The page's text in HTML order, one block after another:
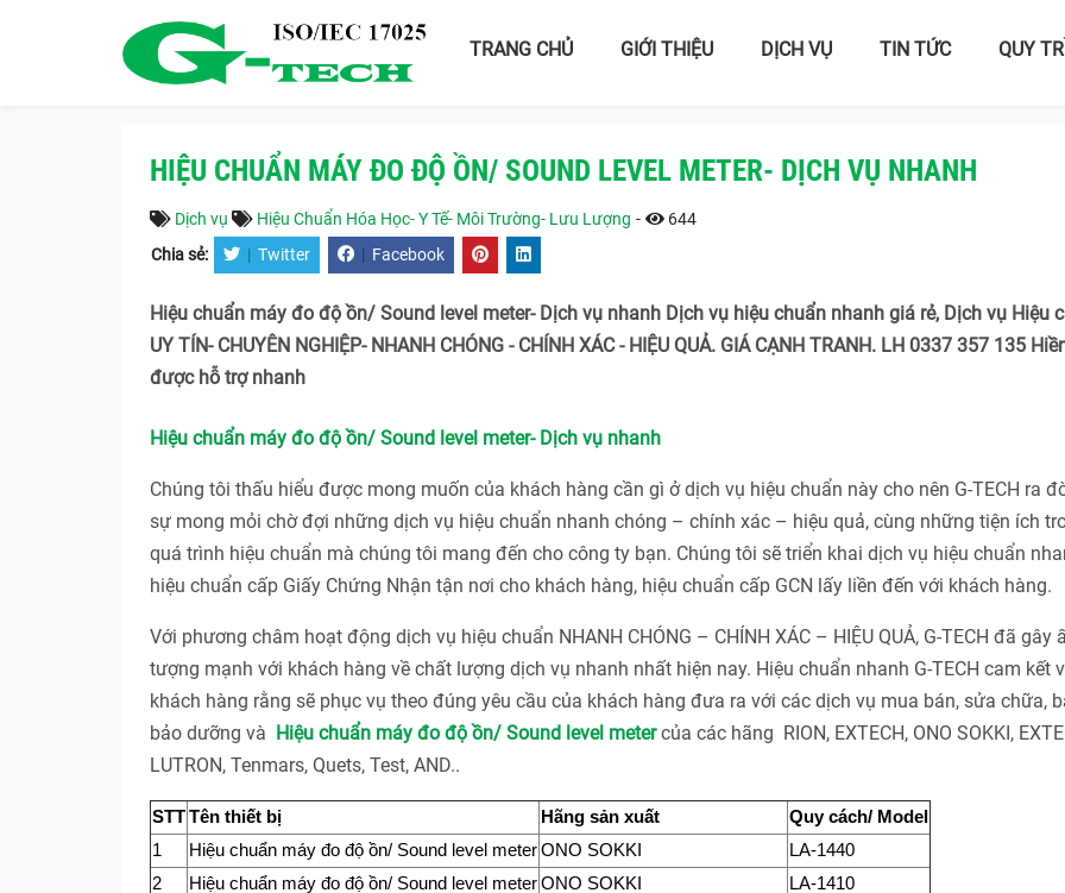
TRANG CHỦ GIỚI THIỆU DỊCH VỤ TIN TỨC QUY
HIỆU CHUẨN MÁY ĐO ĐỘ ỒN/ SOUND LEVEL METER- DỊCH VỤ NHANH
Dịch vụ Hiệu Chuẩn Hóa Học- Y Tế- Môi Trường- Lưu Lượng - 644
Chia sẻ: | Twitter | Facebook
Hiệu chuẩn máy đo độ ồn/ Sound level meter- Dịch vụ nhanh Dịch vụ hiệu chuẩn nhanh giá rẻ, Dịch vụ Hiệu
UY TÍN- CHUYÊN NGHIỆP- NHANH CHÓNG - CHÍNH XÁC - HIỆU QUẢ. GIÁ CẠNH TRANH. LH 0337 357 135
được hỗ trợ nhanh
Hiệu chuẩn máy đo độ ồn/ Sound level meter- Dịch vụ nhanh
Chúng tôi thấu hiểu được mong muốn của khách hàng cần gì ở dịch vụ hiệu chuẩn này cho nên G-TECH ra
sự mong mỏi chờ đợi những dịch vụ hiệu chuẩn nhanh chóng – chính xác – hiệu quả, cùng những tiện ích
quá trình hiệu chuẩn mà chúng tôi mang đến cho công ty bạn. Chúng tôi sẽ triển khai dịch vụ hiệu chuẩn
hiệu chuẩn cấp Giấy Chứng Nhận tận nơi cho khách hàng, hiệu chuẩn cấp GCN lấy liền đến với khách hàng.
Với phương châm hoạt động dịch vụ hiệu chuẩn NHANH CHÓNG – CHÍNH XÁC – HIỆU QUẢ, G-TECH đã gây
tượng mạnh với khách hàng về chất lượng dịch vụ nhanh nhất hiện nay. Hiệu chuẩn nhanh G-TECH cam kết
khách hàng rằng sẽ phục vụ theo đúng yêu cầu của khách hàng đưa ra với các dịch vụ mua bán, sửa chữa,
bảo dưỡng và Hiệu chuẩn máy đo độ ồn/ Sound level metercủa các hãng RION, EXTECH, ONO SOKKI,
LUTRON, Tenmars, Quets, Test, AND..
STTTên thiết bị Hãng sản xuất
Quy cách/ Model
1
Hiệu chuẩn máy đo độ ồn/ Sound level meterONO SOKKI
LA-1440
2
Hiệu chuẩn máy đo độ ồn/ Sound level meterONO SOKKI
LA-1410